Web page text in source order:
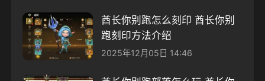
酋长你别跑怎么刻印 酋长你别
跑刻印方法介绍
2025年12月05日 14:46